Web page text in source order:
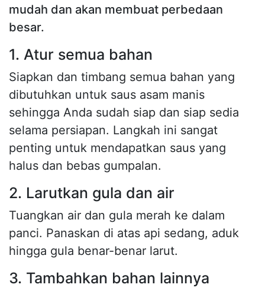
mudah dan akan membuat perbedaan
besar.
1. Atur semua bahan
Siapkan dan timbang semua bahan yang
dibutuhkan untuk saus asam manis
sehingga Anda sudah siap dan siap sedia
selama persiapan. Langkah ini sangat
penting untuk mendapatkan saus yang
halus dan bebas gumpalan.
2. Larutkan gula dan air
Tuangkan air dan gula merah ke dalam
panci. Panaskan di atas api sedang, aduk
hingga gula benar-benar larut.
3. Tambahkan bahan lainnya